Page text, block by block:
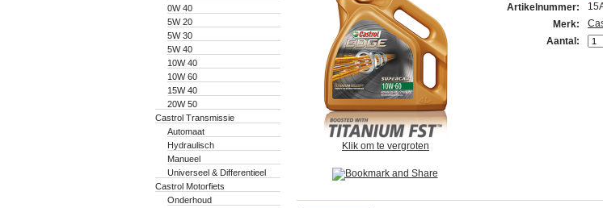
0W 40
5W 20
5W 30
5W 40
10W 40
10W 60
15W 40
20W 50
Castrol Transmissie
Automaat
Hydraulisch
Manueel
Universeel & Differentieel
Castrol Motorfiets
Onderhoud
Klik om te vergroten
Artikelnummer:
Merk:
Aantal: